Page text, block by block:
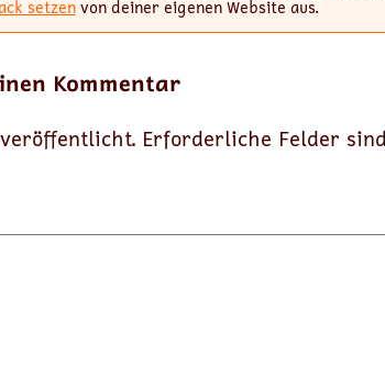
setzenvon deiner eigenen Website aus.
Kommentar
Erforderliche Felder